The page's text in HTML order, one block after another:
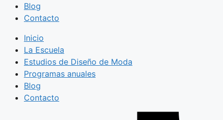
Blog
Contacto
Inicio
La Escuela
Estudios de Diseño de Moda
Programas anuales
Blog
Contacto